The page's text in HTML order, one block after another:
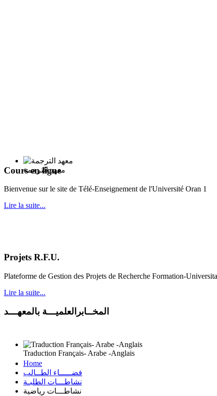
معهد الترجمة
Traduction Français- Arabe -Anglais
Cours en ligne
Bienvenue sur le site de Télé-Enseignement de l'Université Oran 1
Lire la suite...
Projets R.F.U.
Plateforme de Gestion des Projets de Recherche Formation-
Lire la suite...
المخــابرالعلميـــة بالمعهـــد
Home
فضـــــاء الطــالب
نشاطـــات الطلبـة
نشاطـــات رياضية